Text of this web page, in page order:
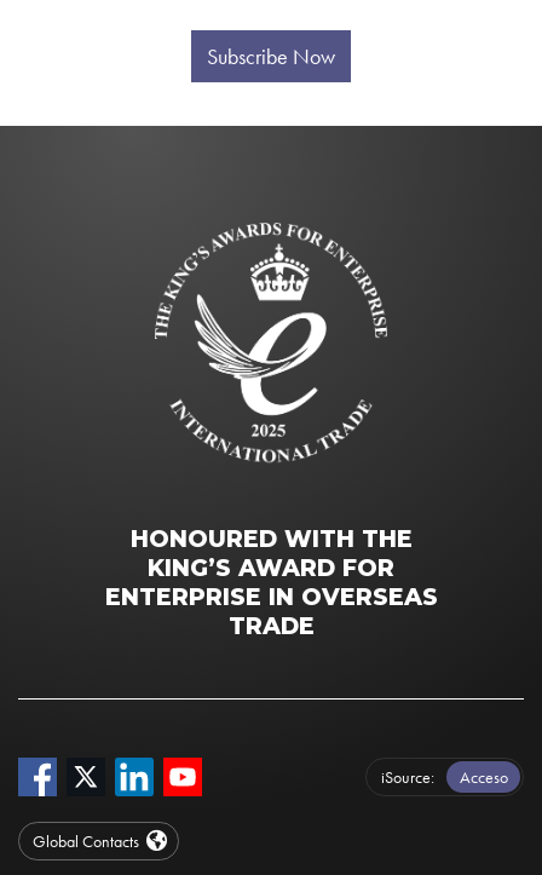
Subscribe Now
HONOURED WITH THE
KING’S AWARD FOR
ENTERPRISE IN OVERSEAS
TRADE
iSource Acceso
Global Contacts